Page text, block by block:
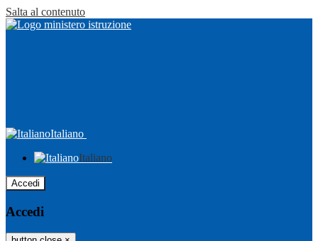
Salta al contenuto
Italiano
Italiano
Accedi
Accedi